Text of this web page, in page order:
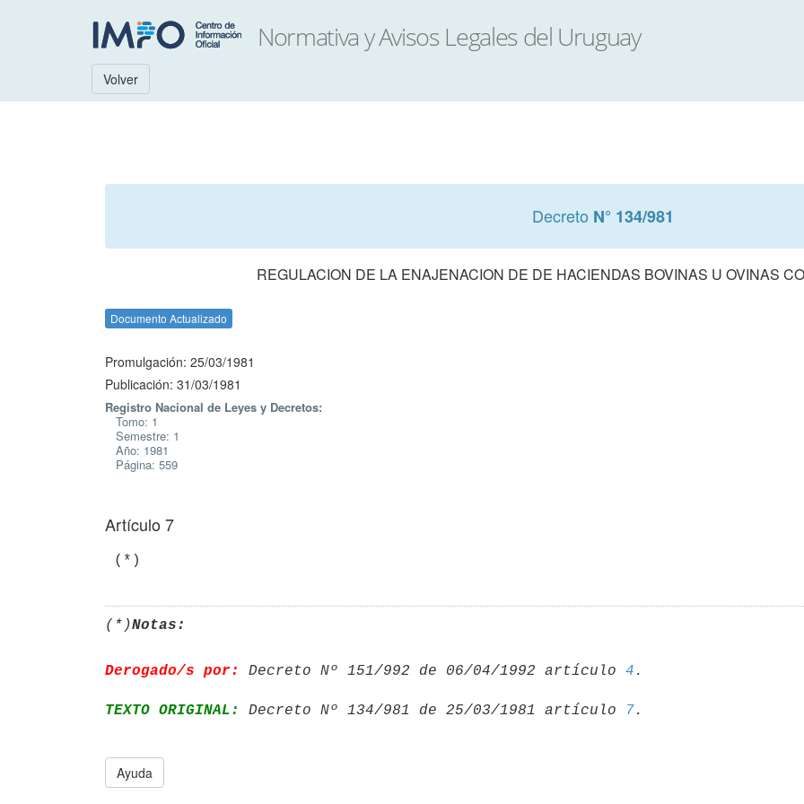
Volver
Decreto N° 134/981
REGULACION DE LA ENAJENACION DE DE HACIENDAS BOVINAS U OVINAS
Documento Actualizado
Promulgación: 25/03/1981
Publicación: 31/03/1981
Registro Nacional de Leyes y Decretos:
Tomo: 1
Semestre: 1
Año: 1981
Página: 559
Artículo 7
(*)Notas:
Derogado/s por: Decreto Nº 151/992 de 06/04/1992 artículo 4
TEXTO ORIGINAL: Decreto Nº 134/981 de 25/03/1981 artículo 7
Ayuda